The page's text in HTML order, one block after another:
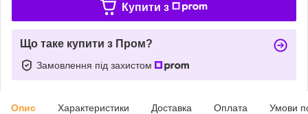
Купити з
Що таке купити з Пром?
Замовлення під захистом
Опис Характеристики Доставка Оплата Умови